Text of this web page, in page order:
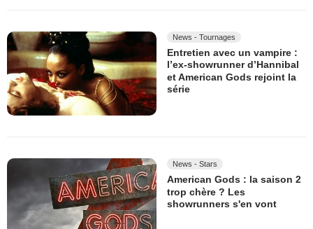
News - Tournages
Entretien avec un vampire :
l’ex-showrunner d’Hannibal
et American Gods rejoint la
série
News - Stars
American Gods : la saison 2
trop chère ? Les
showrunners s'en vont